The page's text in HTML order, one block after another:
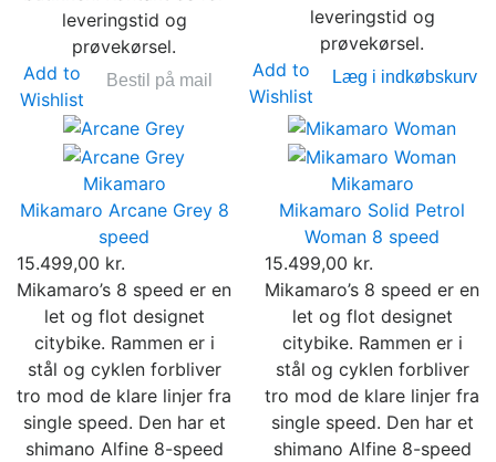
leveringstid og
prøvekørsel.
Add to
Wishlist
Bestil på mail
leveringstid og
prøvekørsel.
Add to
Wishlist
Læg i indkøbskurv
Mikamaro
Mikamaro Arcane Grey 8
speed
15.499,00 kr.
Mikamaro’s 8 speed er en
let og flot designet
citybike. Rammen er i
stål og cyklen forbliver
tro mod de klare linjer fra
single speed. Den har et
shimano Alfine 8-speed
Mikamaro
Mikamaro Solid Petrol
Woman 8 speed
15.499,00 kr.
Mikamaro’s 8 speed er en
let og flot designet
citybike. Rammen er i
stål og cyklen forbliver
tro mod de klare linjer fra
single speed. Den har et
shimano Alfine 8-speed